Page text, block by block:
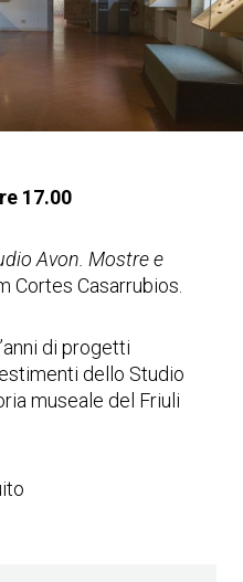
17.00
Avon. Mostre e
Cortes Casarrubios.
di progetti
dello Studio
museale del Friuli